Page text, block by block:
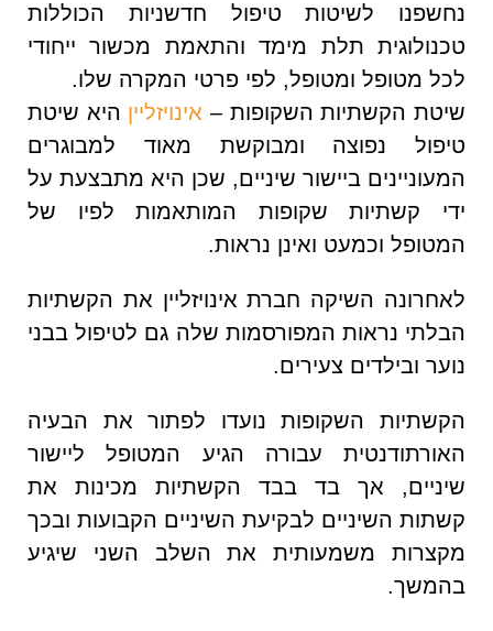
נחשפנו לשיטות טיפול חדשניות הכוללות
טכנולוגית תלת מימד והתאמת מכשור ייחודי
לכל מטופל ומטופל, לפי פרטי המקרה שלו.
שיטת הקשתיות השקופות – אינויזליין היא שיטת
טיפול נפוצה ומבוקשת מאוד למבוגרים
המעוניינים ביישור שיניים, שכן היא מתבצעת על
ידי קשתיות שקופות המותאמות לפיו של
המטופל וכמעט ואינן נראות.
לאחרונה השיקה חברת אינויזליין את הקשתיות
הבלתי נראות המפורסמות שלה גם לטיפול בבני
נוער ובילדים צעירים.
הקשתיות השקופות נועדו לפתור את הבעיה
האורתודנטית עבורה הגיע המטופל ליישור
שיניים, אך בד בבד הקשתיות מכינות את
קשתות השיניים לבקיעת השיניים הקבועות ובכך
מקצרות משמעותית את השלב השני שיגיע
בהמשך.